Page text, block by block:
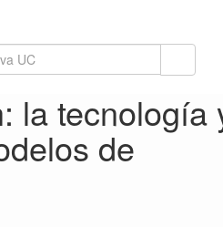
la tecnología
de